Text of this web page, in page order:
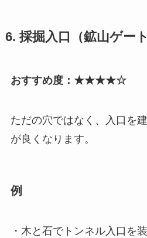
6. 採掘入口（鉱山ゲート
おすすめ度：★★★★☆
ただの穴ではなく、入口を
が良くなります。
例
・木と石でトンネル入口を